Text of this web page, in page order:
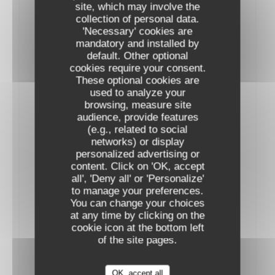
site, which may involve the
collection of personal data.
'Necessary' cookies are
mandatory and installed by
default. Other optional
cookies require your consent.
These optional cookies are
used to analyze your
browsing, measure site
audience, provide features
(e.g., related to social
networks) or display
personalized advertising or
content. Click on 'OK, accept
all', 'Deny all' or 'Personalize'
to manage your preferences.
You can change your choices
at any time by clicking on the
cookie icon at the bottom left
of the site pages.
OK, accept all
AOP L'Alzetto Prestige Famille Albertini
2023
53,00 EUR
Vins Rouges
BOURGOGNE
AOC Pinot Noir Thierry et Pascale Matrot
2022
54,00 EUR
AOC MarangesThierry et Pascale Matrot
2023
57,00 EUR